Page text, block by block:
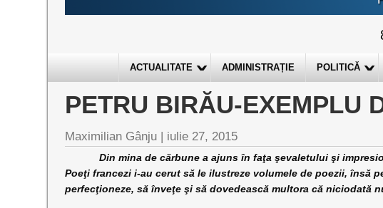
ACTUALITATE ADMINISTRAȚIE POLITICĂ
PETRU BIRĂU-EXEMPLU
Maximilian Gânju | iulie 27, 2015
Din mina de cărbune a ajuns în faţa şevaletului şi
Poeţi francezi i-au cerut să le ilustreze volumele de poezii, însă
perfecţioneze, să înveţe şi să dovedească multora că niciodată